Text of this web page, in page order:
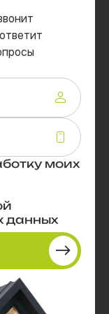
моих
данных